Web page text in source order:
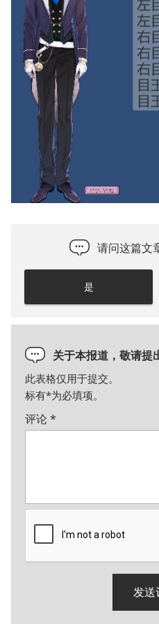
请问这篇文
是
关于本报道，敬请提
此表格仅用于提交。
标有*为必填项。
评论*